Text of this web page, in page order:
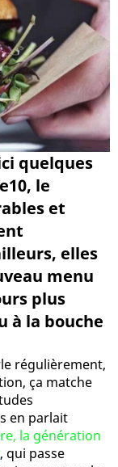
quelques
le
et
elles
menu
plus
à la bouche
régulièrement,
ça matche
en parlait
la génération
, qui passe